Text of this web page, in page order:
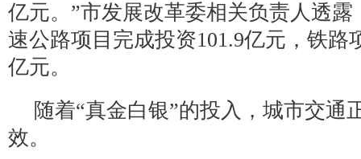
亿元。”市发展改革委相关负责人透
速公路项目完成投资101.9亿元，铁路
亿元。
随着“真金白银”的投入，城市交通
效。